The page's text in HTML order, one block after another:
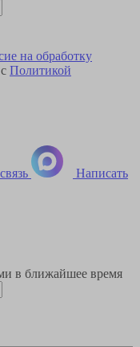
на обработку
Политикой
Написать
в ближайшее время